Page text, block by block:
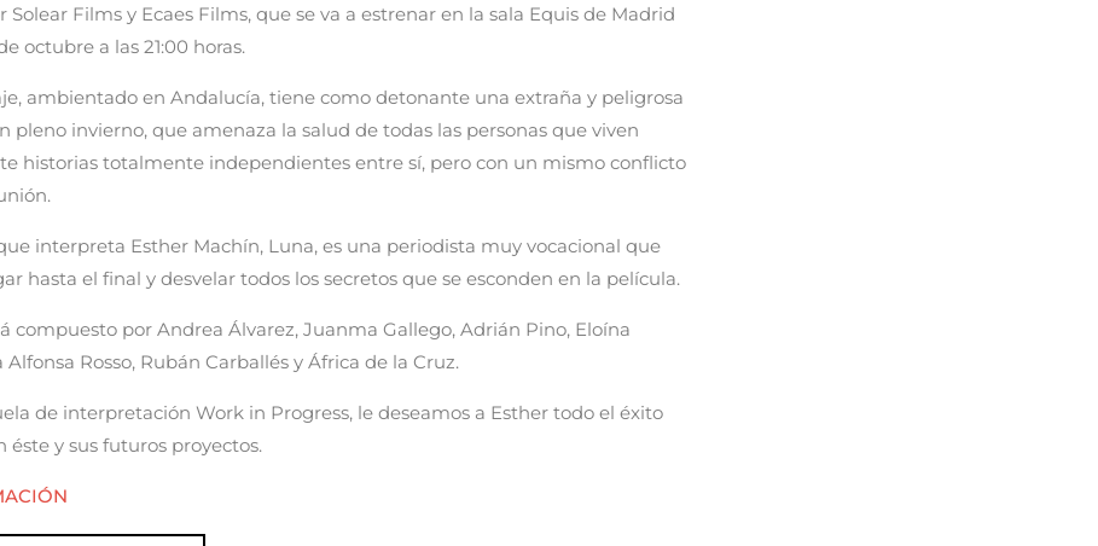
Solear Films y Ecaes Films, que se va a estrenar en la sala Equis de Madrid
octubre a las 21:00 horas.
ambientado en Andalucía, tiene como detonante una extraña y peligrosa
pleno invierno, que amenaza la salud de todas las personas que viven
historias totalmente independientes entre sí, pero con un mismo conflicto
interpreta Esther Machín, Luna, es una periodista muy vocacional que
hasta el final y desvelar todos los secretos que se esconden en la película.
compuesto por Andrea Álvarez, Juanma Gallego, Adrián Pino, Eloína
Alfonsa Rosso, Rubán Carballés y África de la Cruz.
de interpretación Work in Progress, le deseamos a Esther todo el éxito
éste y sus futuros proyectos.